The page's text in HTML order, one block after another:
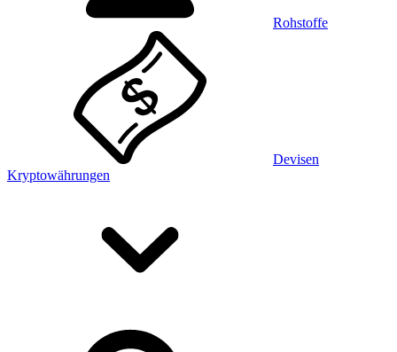
Rohstoffe
Devisen
Kryptowährungen